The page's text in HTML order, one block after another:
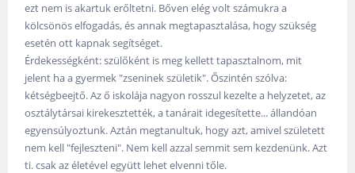
ezt nem is akartuk erőltetni. Bőven elég volt számukra a
kölcsönös elfogadás, és annak megtapasztalása, hogy szükség
esetén ott kapnak segítséget.
Érdekességként: szülőként is meg kellett tapasztalnom, mit
jelent ha a gyermek "zseninek születik". Őszintén szólva:
kétségbeejtő. Az ő iskolája nagyon rosszul kezelte a helyzetet, az
osztálytársai kirekesztették, a tanárait idegesítette... állandóan
egyensúlyoztunk. Aztán megtanultuk, hogy azt, amivel született
nem kell "fejleszteni". Nem kell azzal semmit sem kezdenünk. Azt
ti. csak az életével együtt lehet elvenni tőle.